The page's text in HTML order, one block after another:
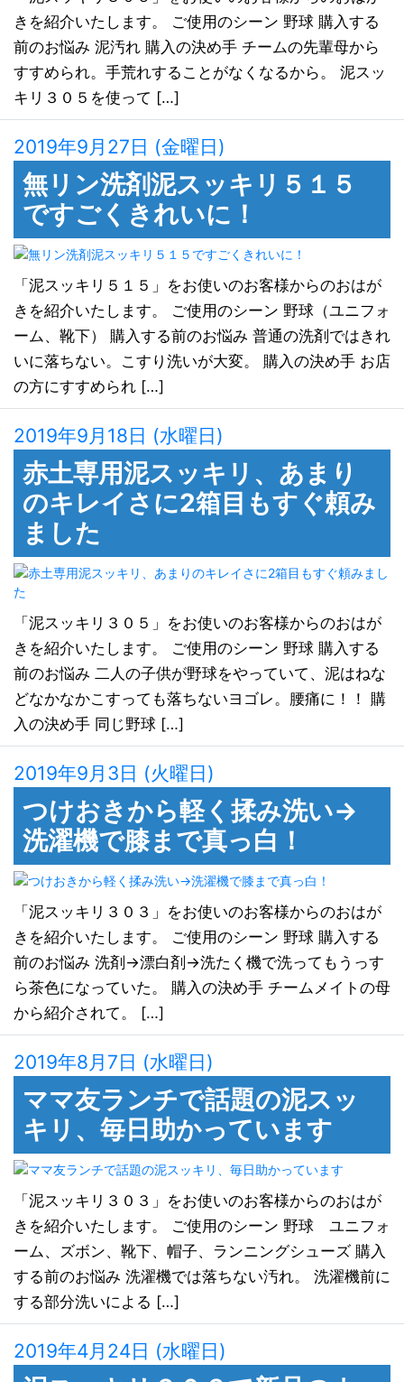
きを紹介いたします。 ご使用のシーン 野球 購入する
前のお悩み 泥汚れ 購入の決め手 チームの先輩母から
すすめられ。手荒れすることがなくなるから。 泥スッ
キリ３０５を使って […]
2019年9月27日 (金曜日)
無リン洗剤泥スッキリ５１５
ですごくきれいに！
「泥スッキリ５１５」をお使いのお客様からのおはが
きを紹介いたします。 ご使用のシーン 野球（ユニフォ
ーム、靴下） 購入する前のお悩み 普通の洗剤ではきれ
いに落ちない。こすり洗いが大変。 購入の決め手 お店
の方にすすめられ […]
2019年9月18日 (水曜日)
赤土専用泥スッキリ、あまり
のキレイさに2箱目もすぐ頼み
ました
「泥スッキリ３０５」をお使いのお客様からのおはが
きを紹介いたします。 ご使用のシーン 野球 購入する
前のお悩み 二人の子供が野球をやっていて、泥はねな
どなかなかこすっても落ちないヨゴレ。腰痛に！！ 購
入の決め手 同じ野球 […]
2019年9月3日 (火曜日)
つけおきから軽く揉み洗い→
洗濯機で膝まで真っ白！
「泥スッキリ３０３」をお使いのお客様からのおはが
きを紹介いたします。 ご使用のシーン 野球 購入する
前のお悩み 洗剤→漂白剤→洗たく機で洗ってもうっす
ら茶色になっていた。 購入の決め手 チームメイトの母
から紹介されて。 […]
2019年8月7日 (水曜日)
ママ友ランチで話題の泥スッ
キリ、毎日助かっています
「泥スッキリ３０３」をお使いのお客様からのおはが
きを紹介いたします。 ご使用のシーン 野球 ユニフォ
ーム、ズボン、靴下、帽子、ランニングシューズ 購入
する前のお悩み 洗濯機では落ちない汚れ。 洗濯機前に
する部分洗いによる […]
2019年4月24日 (水曜日)